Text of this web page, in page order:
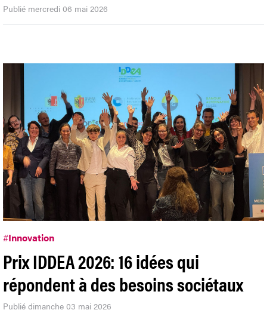
Publié mercredi 06 mai 2026
#Innovation
Prix IDDEA 2026: 16 idées qui
répondent à des besoins sociétaux
Publié dimanche 03 mai 2026